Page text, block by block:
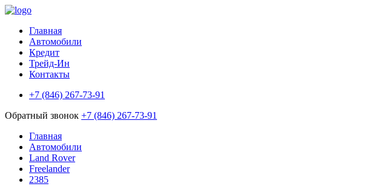
Главная
Автомобили
Кредит
Трейд-Ин
Контакты
+7 (846) 267-73-91
Обратный звонок +7 (846) 267-73-91
Главная
Автомобили
Land Rover
Freelander
2385